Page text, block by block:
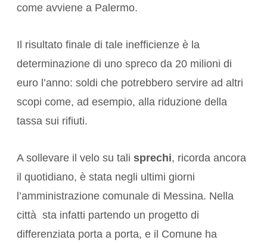
come avviene a Palermo.
Il risultato finale di tale inefficienze è la
determinazione di uno spreco da 20 milioni di
euro l’anno: soldi che potrebbero servire ad altri
scopi come, ad esempio, alla riduzione della
tassa sui rifiuti.
A sollevare il velo su tali sprechi, ricorda ancora
il quotidiano, è stata negli ultimi giorni
l’amministrazione comunale di Messina. Nella
città sta infatti partendo un progetto di
differenziata porta a porta, e il Comune ha